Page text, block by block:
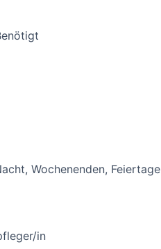
Wochenenden, Feiertage
in